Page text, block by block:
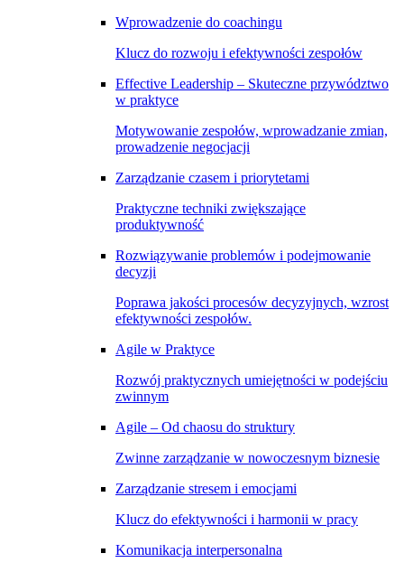
Wprowadzenie do coachingu
Klucz do rozwoju i efektywności zespołów
Effective Leadership – Skuteczne przywództwo
w praktyce
Motywowanie zespołów, wprowadzanie zmian,
prowadzenie negocjacji
Zarządzanie czasem i priorytetami
Praktyczne techniki zwiększające
produktywność
Rozwiązywanie problemów i podejmowanie
decyzji
Poprawa jakości procesów decyzyjnych, wzrost
efektywności zespołów.
Agile w Praktyce
Rozwój praktycznych umiejętności w podejściu
zwinnym
Agile – Od chaosu do struktury
Zwinne zarządzanie w nowoczesnym biznesie
Zarządzanie stresem i emocjami
Klucz do efektywności i harmonii w pracy
Komunikacja interpersonalna